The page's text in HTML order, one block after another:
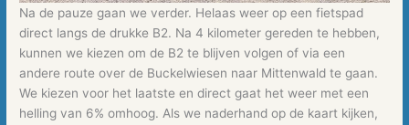
Na de pauze gaan we verder. Helaas weer op een fietspad
direct langs de drukke B2. Na 4 kilometer gereden te hebben,
kunnen we kiezen om de B2 te blijven volgen of via een
andere route over de Buckelwiesen naar Mittenwald te gaan.
We kiezen voor het laatste en direct gaat het weer met een
helling van 6% omhoog. Als we naderhand op de kaart kijken,